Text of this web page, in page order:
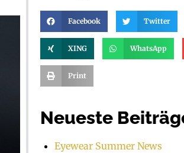
Facebook Twitter
XING WhatsApp
Print
Neueste
Eyewear Summer News